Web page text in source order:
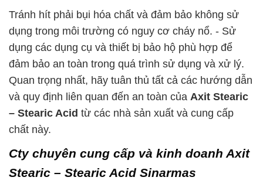
Tránh hít phải bụi hóa chất và đảm bảo không sử
dụng trong môi trường có nguy cơ cháy nổ. - Sử
dụng các dụng cụ và thiết bị bảo hộ phù hợp để
đảm bảo an toàn trong quá trình sử dụng và xử lý.
Quan trọng nhất, hãy tuân thủ tất cả các hướng dẫn
và quy định liên quan đến an toàn của Axit Stearic
– Stearic Acid từ các nhà sản xuất và cung cấp
chất này.
Cty chuyên cung cấp và kinh doanh Axit
Stearic – Stearic Acid Sinarmas